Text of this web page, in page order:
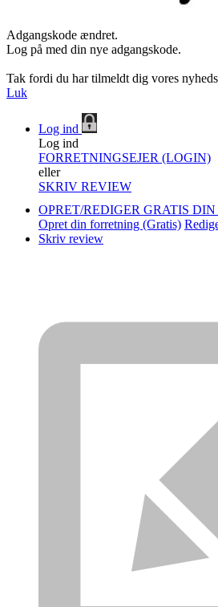
Adgangskode ændret.
Log på med din nye adgangskode.
Tak fordi du har tilmeldt dig vores
Luk
Log ind
Log ind
FORRETNINGSEJER (LOGIN)
eller
SKRIV REVIEW
OPRET/REDIGER GRATIS
Opret din forretning (Gratis)
Skriv review